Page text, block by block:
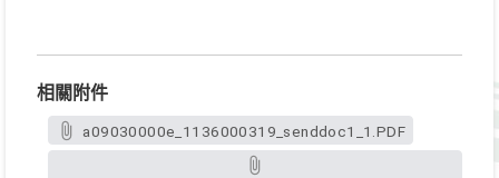
相關附件
a09030000e_1136000319_senddoc1_1.PDF